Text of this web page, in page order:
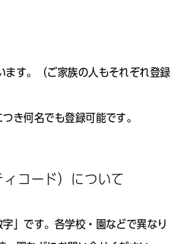
ます。（ご家族の人もそれぞれ登録
き何名でも登録可能です。
コード）について
」です。各学校・園などで異なり